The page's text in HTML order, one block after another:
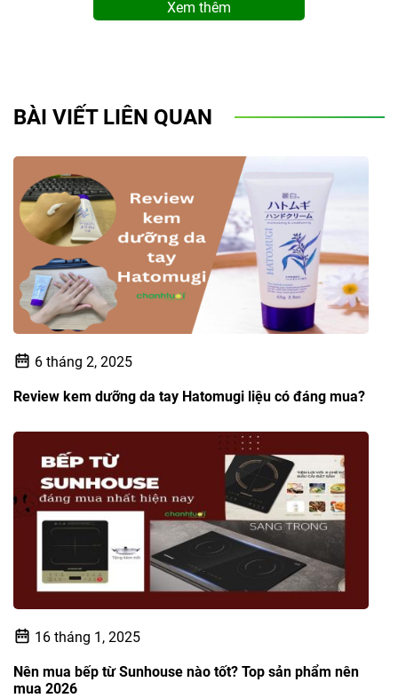
Xem thêm
BÀI VIẾT LIÊN QUAN
6 tháng 2, 2025
Review kem dưỡng da tay Hatomugi liệu có đáng mua?
16 tháng 1, 2025
Nên mua bếp từ Sunhouse nào tốt? Top sản phẩm nên
mua 2026